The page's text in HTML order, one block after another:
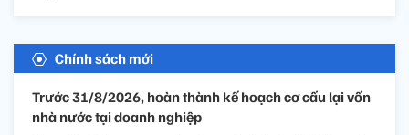
Chính sách mới
Trước 31/8/2026, hoàn thành kế hoạch cơ cấu lại vốn
nhà nước tại doanh nghiệp